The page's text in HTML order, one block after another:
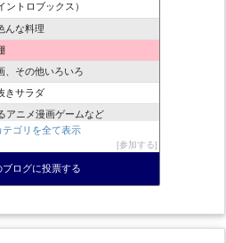
ントロブックス）
んな料理
、その他いろいろ
きサラダ
アニメ漫画ゲームなど
」と「お花」と「資格」について
テゴリを全て表示
参加する
ブログに投票する